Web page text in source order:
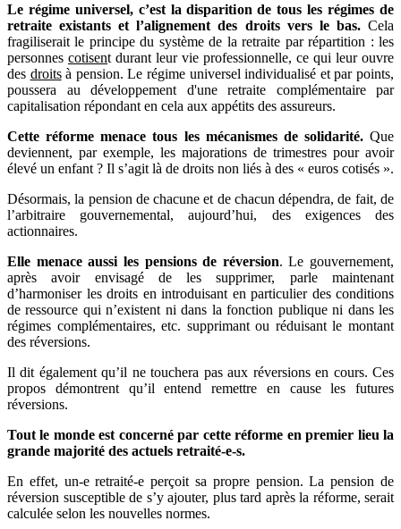
Le régime universel, c’est la disparition de tous les régimes de
retraite existants et l’alignement des droits vers le bas. Cela
fragiliserait le principe du système de la retraite par répartition : les
personnes cotisent durant leur vie professionnelle, ce qui leur ouvre
des droitsà pension. Le régime universel individualisé et par points,
poussera au développement d'une retraite complémentaire par
capitalisation répondant en cela aux appétits des assureurs.
Cette réforme menace tous les mécanismes de solidarité.Que
deviennent, par exemple, les majorations de trimestres pour avoir
élevé un enfant ? Il s’agit là de droits non liés à des « euros cotisés ».
Désormais, la pension de chacune et de chacun dépendra, de fait, de
l’arbitraire gouvernemental, aujourd’hui, des exigences des
actionnaires.
Elle menace aussi les pensions de réversion. Le gouvernement,
après avoir envisagé de les supprimer, parle maintenant
d’harmoniser les droits en introduisant en particulier des conditions
de ressource qui n’existent ni dans la fonction publique ni dans les
régimes complémentaires, etc. supprimant ou réduisant le montant
des réversions.
Il dit également qu’il ne touchera pas aux réversions en cours. Ces
propos démontrent qu’il entend remettre en cause les futures
réversions.
Tout le monde est concerné par cette réforme en premier lieu la
grande majorité des actuels retraité-e-s.
En effet, un-e retraité-e perçoit sa propre pension. La pension de
réversion susceptible de s’y ajouter, plus tard après la réforme, serait
calculée selon les nouvelles normes.